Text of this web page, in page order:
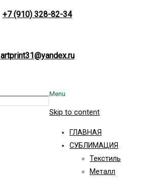
+7 (910) 328-82-34
artprint31@yandex.ru
Menu
Skip to content
ГЛАВНАЯ
СУБЛИМАЦИЯ
Текстиль
Металл